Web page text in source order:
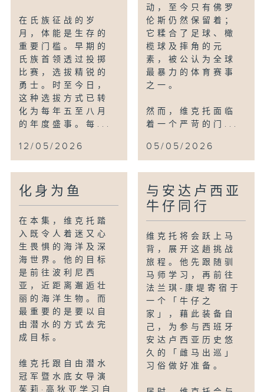
Bilingual: Cantonese / French
(TV version)
Time: (First run) 2026.04.07 Tue,
10pm
在氏族征战的岁
月，体能是生存的
重要门槛。早期的
氏族首领透过投掷
比赛，选拔精锐的
勇士。时至今日，
这种选拔方式已转
化为每年五至八月
的年度盛事。每...
12/05/2026
动，至今只有佛罗
伦斯仍然保留着；
它糅合了足球、橄
榄球及摔角的元
素，被公认为全球
最暴力的体育赛事
之一。
然而，维克托面临
着一个严苛的门...
05/05/2026
化身为鱼
在本集，维克托踏
入既令人着迷又心
生畏惧的海洋及深
海世界。他的目标
是前往波利尼西
亚，近距离邂逅壮
丽的海洋生物。而
最重要的是要以自
由潜水的方式去完
成目标。
维克托跟自由潜水
冠军暨水底女导演
茱莉·高狄亚学习自
与安达卢西亚
牛仔同行
维克托将会跃上马
背，展开这趟挑战
旅程。他先跟随驯
马师学习，再前往
法兰琪-康堤寄宿于
一个「牛仔之
家」，藉此装备自
己，为参与西班牙
安达卢西亚历史悠
久的「雌马出巡」
习俗做好准备。